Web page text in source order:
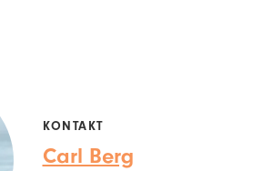
KONTAKT
Carl Berg